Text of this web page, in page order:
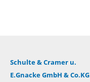
Schulte & Cramer u.
E.Gnacke GmbH & Co.KG